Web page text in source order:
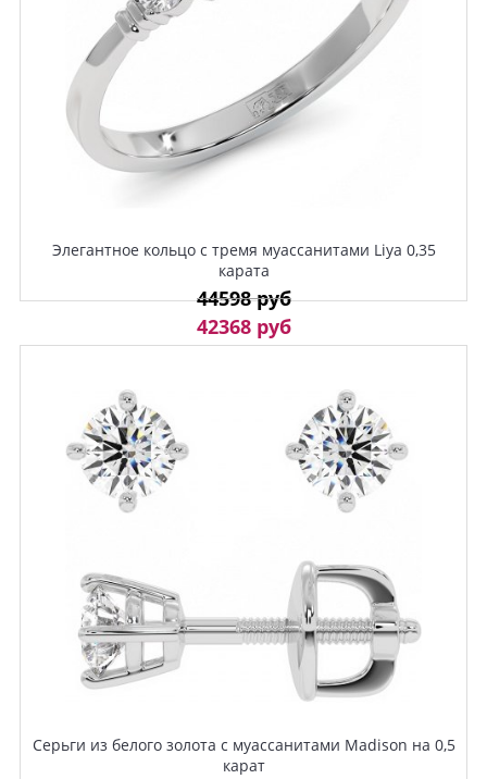
Элегантное кольцо с тремя муассанитами Liya 0,35
карата
44598 руб
42368 руб
Серьги из белого золота с муассанитами Madison на 0,5
карат